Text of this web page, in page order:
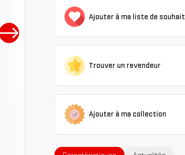
Ajouter à ma liste de souhait
Trouver un revendeur
Ajouter à ma collection